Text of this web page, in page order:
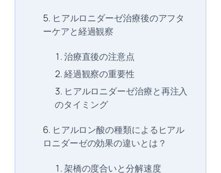
ヒアルロニダーゼ治療後のアフタ
ーケアと経過観察
治療直後の注意点
経過観察の重要性
ヒアルロニダーゼ治療と再注入
のタイミング
ヒアルロン酸の種類によるヒアル
ロニダーゼの効果の違いとは？
架橋の度合いと分解速度